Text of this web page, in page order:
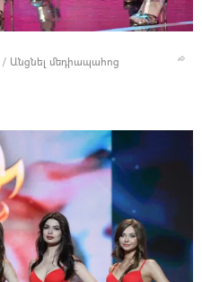
/ Անցնել մեդիապահոց